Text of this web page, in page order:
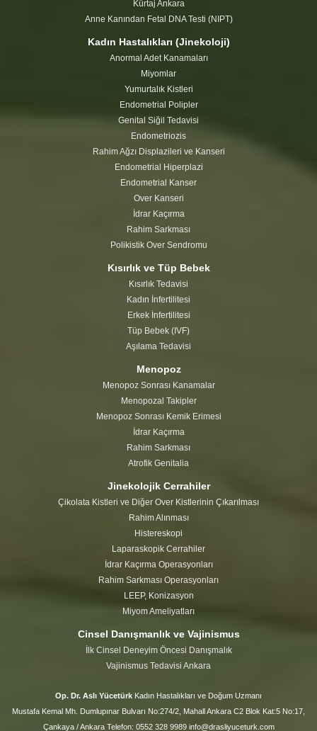
Kürtaj Ankara
Anne Kanından Fetal DNA Testi (NIPT)
Kadın Hastalıkları (Jinekoloji)
Anormal Adet Kanamaları
Miyomlar
Yumurtalık Kistleri
Endometrial Polipler
Genital Siğil Tedavisi
Endometriozis
Rahim Ağzı Displazileri ve Kanseri
Endometrial Hiperplazi
Endometrial Kanser
Over Kanseri
İdrar Kaçırma
Rahim Sarkması
Polikistik Over Sendromu
Kısırlık ve Tüp Bebek
Kısırlık Tedavisi
Kadın İnfertilitesi
Erkek İnfertilitesi
Tüp Bebek (IVF)
Aşılama Tedavisi
Menopoz
Menopoz Sonrası Kanamalar
Menopozal Takipler
Menopoz Sonrası Kemik Erimesi
İdrar Kaçırma
Rahim Sarkması
Atrofik Genitalia
Jinekolojik Cerrahiler
Çikolata Kistleri ve Diğer Over Kistlerinin Çıkarılması
Rahim Alınması
Histereskopi
Laparaskopik Cerrahiler
İdrar Kaçırma Operasyonları
Rahim Sarkması Operasyonları
LEEP, Konizasyon
Miyom Ameliyatları
Cinsel Danışmanlık ve Vajinismus
İlk Cinsel Deneyim Öncesi Danışmalık
Vajinismus Tedavisi Ankara
Op. Dr. Aslı Yücetürk Kadın Hastalıkları ve Doğum Uzmanı
Mustafa Kemal Mh. Dumlupınar Bulvarı No:274/2, Mahall Ankara C2 Blok Kat:5 No:17,
Çankaya / Ankara Telefon: 0552 328 9989 info@drasliyuceturk.com